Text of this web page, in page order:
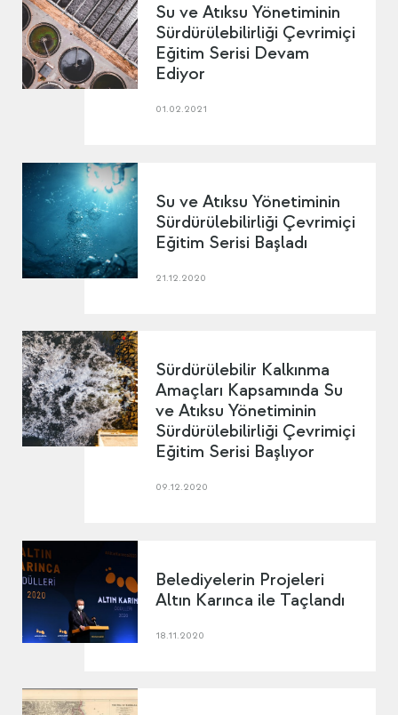
Su ve Atıksu Yönetiminin
Sürdürülebilirliği Çevrimiçi
Eğitim Serisi Devam
Ediyor
01.02.2021
Su ve Atıksu Yönetiminin
Sürdürülebilirliği Çevrimiçi
Eğitim Serisi Başladı
21.12.2020
Sürdürülebilir Kalkınma
Amaçları Kapsamında Su
ve Atıksu Yönetiminin
Sürdürülebilirliği Çevrimiçi
Eğitim Serisi Başlıyor
09.12.2020
Belediyelerin Projeleri
Altın Karınca ile Taçlandı
18.11.2020